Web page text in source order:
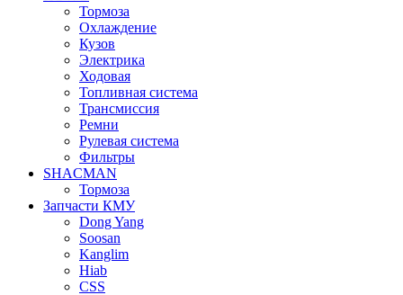
Тормоза
Охлаждение
Кузов
Электрика
Ходовая
Топливная система
Трансмиссия
Ремни
Рулевая система
Фильтры
SHACMAN
Тормоза
Запчасти КМУ
Dong Yang
Soosan
Kanglim
Hiab
CSS